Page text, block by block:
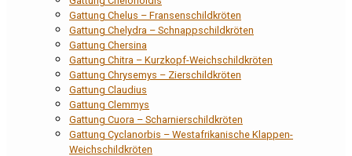
Gattung Chelus – Fransenschildkröten
Gattung Chelydra – Schnappschildkröten
Gattung Chersina
Gattung Chitra – Kurzkopf-Weichschildkröten
Gattung Chrysemys – Zierschildkröten
Gattung Claudius
Gattung Clemmys
Gattung Cuora – Scharnierschildkröten
Gattung Cyclanorbis – Westafrikanische Klappen-
Weichschildkröten